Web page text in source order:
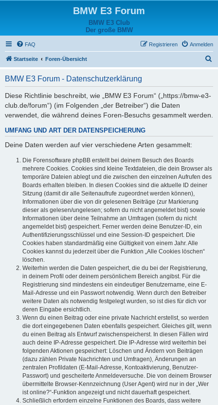
BMW E3 Forum
BMW E3 Club
Der große BMW
FAQ Anmelden
Registrieren
Startseite Foren-Übersicht
BMW E3 Forum - Datenschutzerklärung
Diese Richtlinie beschreibt, wie „BMW E3 Forum“ („https://bmw-e3-
club.de/forum“) (im Folgenden „der Betreiber“) die Daten
verwendet, die während deines Foren-Besuchs gesammelt werden.
UMFANG UND ART DER DATENSPEICHERUNG
Deine Daten werden auf vier verschiedene Arten gesammelt:
Die Forensoftware phpBB erstellt bei deinem Besuch des Boards
mehrere Cookies. Cookies sind kleine Textdateien, die dein Browser als
temporäre Dateien ablegt und die zwischen den einzelnen Aufrufen des
Boards erhalten bleiben. In diesen Cookies sind die aktuelle ID deiner
Sitzung (damit dir alle Seitenaufrufe zugeordnet werden können),
Informationen über die von dir gelesenen Beiträge (zur Markierung
dieser als gelesen/ungelesen; sofern du nicht angemeldet bist) sowie
Informationen über deine Teilnahme an Umfragen (sofern du nicht
angemeldet bist) gespeichert. Ferner werden deine Benutzer-ID, ein
Authentifizierungsschlüssel und eine Session-ID gespeichert. Die
Cookies haben standardmäßig eine Gültigkeit von einem Jahr. Alle
Cookies kannst du jederzeit über die Funktion „Alle Cookies löschen“
löschen.
Weiterhin werden die Daten gespeichert, die du bei der Registrierung,
in deinem Profil oder deinem persönlichem Bereich angibst. Für die
Registrierung sind mindestens ein eindeutiger Benutzername, eine E-
Mail-Adresse und ein Passwort notwendig. Wenn durch den Betreiber
weitere Daten als notwendig festgelegt wurden, so ist dies für dich vor
deren Eingabe ersichtlich.
Wenn du einen Beitrag oder eine private Nachricht erstellst, so werden
die dort eingegebenen Daten ebenfalls gespeichert. Gleiches gilt, wenn
du einen Beitrag als Entwurf zwischenspeicherst. In diesen Fällen wird
auch deine IP-Adresse gespeichert. Die IP-Adresse wird weiterhin bei
folgenden Aktionen gespeichert: Löschen und Ändern von Beiträgen
(dazu zählen Private Nachrichten und Umfragen), Änderungen an
zentralen Profildaten (E-Mail-Adresse, Kontoaktivierung, Benutzer-
Passwort) und gescheiterte Anmeldeversuche. Die von deinem Browser
übermittelte Browser-Kennzeichnung (User Agent) wird nur in der „Wer
ist online?“-Funktion angezeigt und nicht dauerhaft gespeichert.
Schließlich erfordern einzelne Funktionen des Boards, dass weitere